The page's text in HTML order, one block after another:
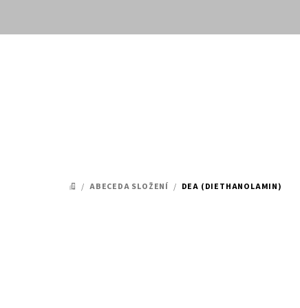
DOMŮ
/ ABECEDA SLOŽENÍ / DEA (DIETHANOLAMIN)